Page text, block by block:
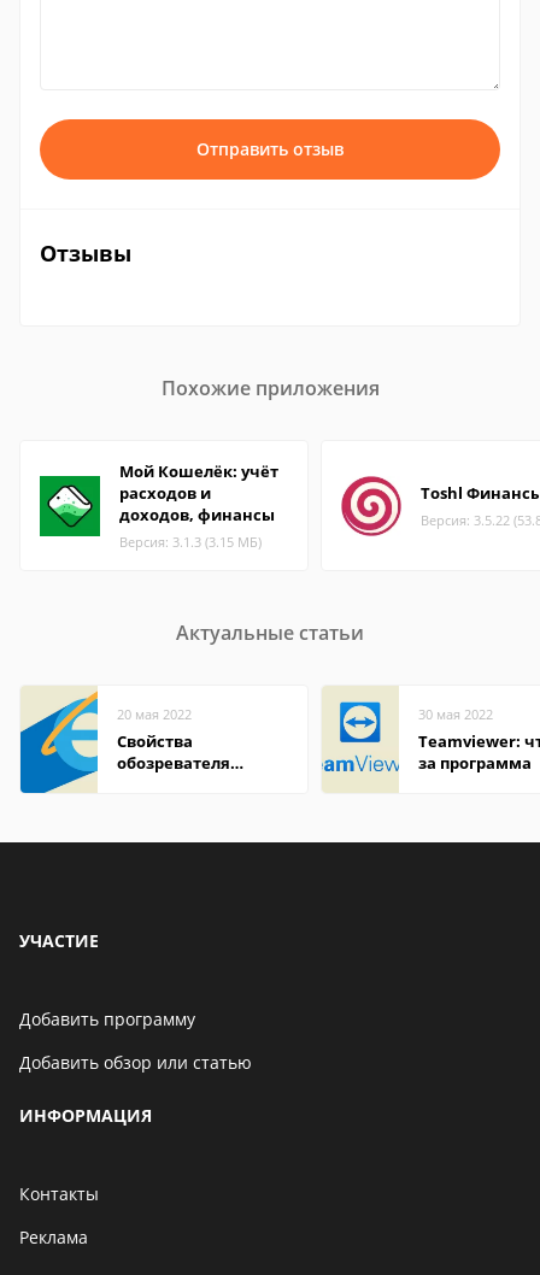
Отправить отзыв
Отзывы
Похожие приложения
Мой Кошелёк: учёт
расходов и
доходов, финансы
Версия: 3.1.3 (3.15 МБ)
Toshl
Версия: 3.5.22
Актуальные статьи
20 мая 2022
Свойства
обозревателя
30 мая 2022
Teamviewer:
за программа
УЧАСТИЕ
Добавить программу
Добавить обзор или статью
ИНФОРМАЦИЯ
Контакты
Реклама